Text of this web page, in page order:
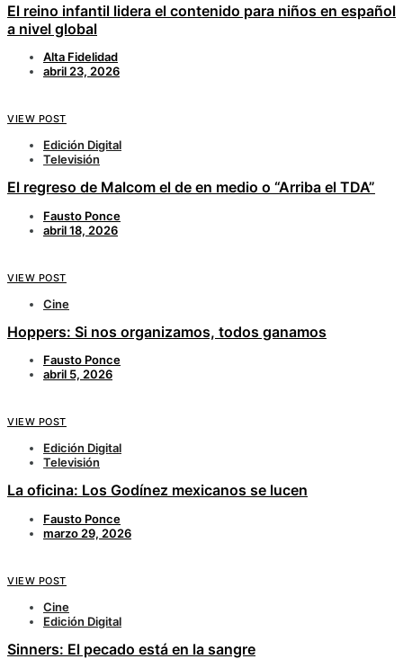
El reino infantil lidera el contenido para niños en español
a nivel global
Alta Fidelidad
abril 23, 2026
VIEW POST
Edición Digital
Televisión
El regreso de Malcom el de en medio o “Arriba el TDA”
Fausto Ponce
abril 18, 2026
VIEW POST
Cine
Hoppers: Si nos organizamos, todos ganamos
Fausto Ponce
abril 5, 2026
VIEW POST
Edición Digital
Televisión
La oficina: Los Godínez mexicanos se lucen
Fausto Ponce
marzo 29, 2026
VIEW POST
Cine
Edición Digital
Sinners: El pecado está en la sangre